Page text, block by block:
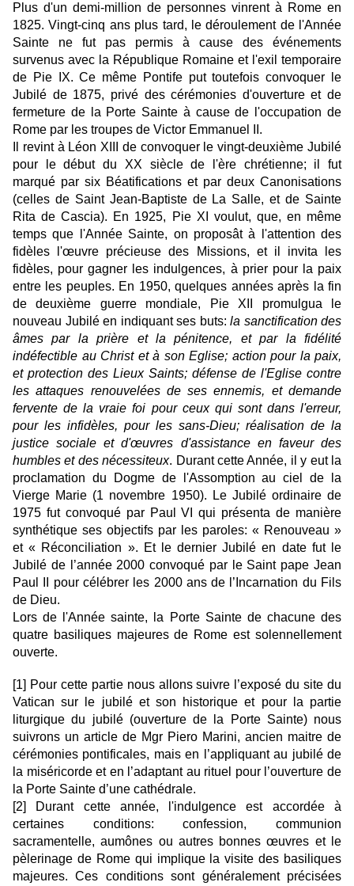
Plus d'un demi-million de personnes vinrent à Rome en
1825. Vingt-cinq ans plus tard, le déroulement de l'Année
Sainte ne fut pas permis à cause des événements
survenus avec la République Romaine et l'exil temporaire
de Pie IX. Ce même Pontife put toutefois convoquer le
Jubilé de 1875, privé des cérémonies d'ouverture et de
fermeture de la Porte Sainte à cause de l'occupation de
Rome par les troupes de Victor Emmanuel II.
Il revint à Léon XIII de convoquer le vingt-deuxième Jubilé
pour le début du XX siècle de l'ère chrétienne; il fut
marqué par six Béatifications et par deux Canonisations
(celles de Saint Jean-Baptiste de La Salle, et de Sainte
Rita de Cascia). En 1925, Pie XI voulut, que, en même
temps que l'Année Sainte, on proposât à l'attention des
fidèles l'œuvre précieuse des Missions, et il invita les
fidèles, pour gagner les indulgences, à prier pour la paix
entre les peuples. En 1950, quelques années après la fin
de deuxième guerre mondiale, Pie XII promulgua le
nouveau Jubilé en indiquant ses buts: la sanctification des
âmes par la prière et la pénitence, et par la fidélité
indéfectible au Christ et à son Eglise; action pour la paix,
et protection des Lieux Saints; défense de l'Eglise contre
les attaques renouvelées de ses ennemis, et demande
fervente de la vraie foi pour ceux qui sont dans l'erreur,
pour les infidèles, pour les sans-Dieu; réalisation de la
justice sociale et d'œuvres d'assistance en faveur des
humbles et des nécessiteux. Durant cette Année, il y eut la
proclamation du Dogme de l'Assomption au ciel de la
Vierge Marie (1 novembre 1950). Le Jubilé ordinaire de
1975 fut convoqué par Paul VI qui présenta de manière
synthétique ses objectifs par les paroles: « Renouveau »
et « Réconciliation ». Et le dernier Jubilé en date fut le
Jubilé de l’année 2000 convoqué par le Saint pape Jean
Paul II pour célébrer les 2000 ans de l’Incarnation du Fils
de Dieu.
Lors de l'Année sainte, la Porte Sainte de chacune des
quatre basiliques majeures de Rome est solennellement
ouverte.
[1] Pour cette partie nous allons suivre l’exposé du site du
Vatican sur le jubilé et son historique et pour la partie
liturgique du jubilé (ouverture de la Porte Sainte) nous
suivrons un article de Mgr Piero Marini, ancien maitre de
cérémonies pontificales, mais en l’appliquant au jubilé de
la miséricorde et en l’adaptant au rituel pour l’ouverture de
la Porte Sainte d’une cathédrale.
[2]
Durant cette année, l'indulgence est accordée à
certaines conditions: confession, communion
sacramentelle, aumônes ou autres bonnes œuvres et le
pèlerinage de Rome qui implique la visite des basiliques
majeures. Ces conditions sont généralement précisées